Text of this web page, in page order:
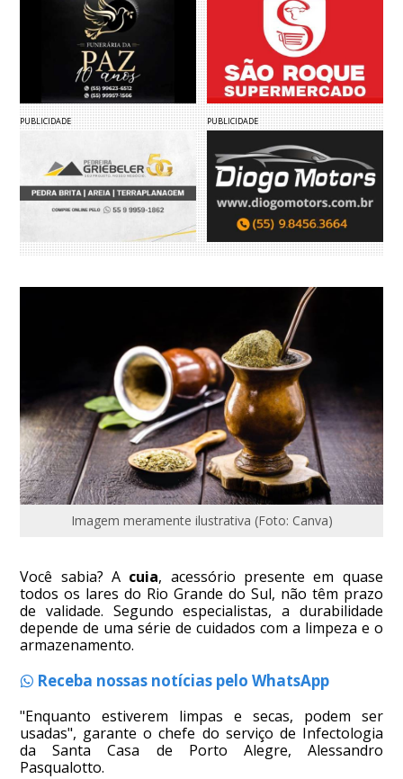
PUBLICIDADE PUBLICIDADE
Imagem meramente ilustrativa (Foto: Canva)
Você sabia? A cuia, acessório presente em quase
todos os lares do Rio Grande do Sul, não têm prazo
de validade. Segundo especialistas, a durabilidade
depende de uma série de cuidados com a limpeza e o
armazenamento.
Receba nossas notícias pelo WhatsApp
"Enquanto estiverem limpas e secas, podem ser
usadas", garante o chefe do serviço de Infectologia
da Santa Casa de Porto Alegre, Alessandro
Pasqualotto.